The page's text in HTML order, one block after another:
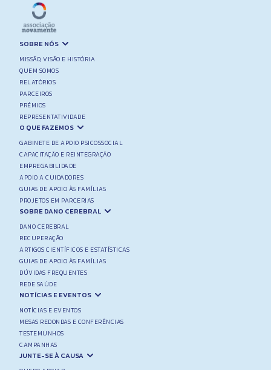
SOBRE NÓS
MISSÃO, VISÃO E HISTÓRIA
QUEM SOMOS
RELATÓRIOS
PARCEIROS
PRÉMIOS
REPRESENTATIVIDADE
O QUE FAZEMOS
GABINETE DE APOIO PSICOSSOCIAL
CAPACITAÇÃO E REINTEGRAÇÃO
EMPREGABILIDADE
APOIO A CUIDADORES
GUIAS DE APOIO ÀS FAMÍLIAS
PROJETOS EM PARCERIAS
SOBRE DANO CEREBRAL
DANO CEREBRAL
RECUPERAÇÃO
ARTIGOS CIENTÍFICOS E ESTATÍSTICAS
GUIAS DE APOIO ÀS FAMÍLIAS
DÚVIDAS FREQUENTES
REDE SAÚDE
NOTÍCIAS E EVENTOS
NOTÍCIAS E EVENTOS
MESAS REDONDAS E CONFERÊNCIAS
TESTEMUNHOS
CAMPANHAS
JUNTE-SE À CAUSA